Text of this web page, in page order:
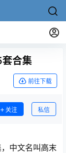
合集
前往下载
关注 私信
，中文名叫高末